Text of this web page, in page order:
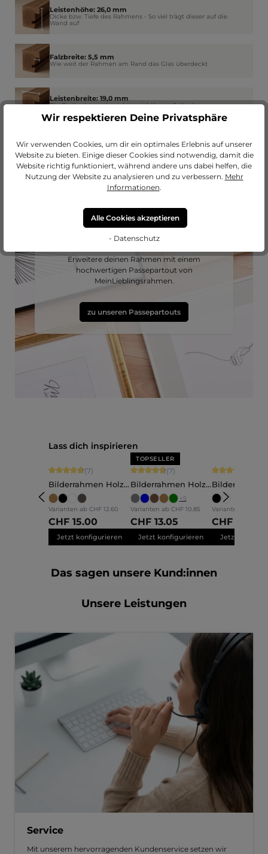
Leistenhöhe: 26,0 mm
Dicke bzw. Tiefe des Rahmens - So viel trägt dieser auf die
Wand auf
Falzbreite: 5,5 mm
Wie weit der Rahmen am Rand das Glas überdeckt
Leistenbreite: 19,0 mm
Die Breite der vorderen bzw. sichtbaren Seite des
Passendes Passepartout?
Erweitere deinen Rahmen mit einem
hochwertigen Passepartout von
MeinLieblingsrahmen.
zu unseren Passepartouts
Produktgalerie überspringen
Lass dich inspirieren
Durchschnittliche Bewertung von 4.86 von 5 Sternen
(7)
Bilderrahmen Holz
Elva
Varianten ab CHF 12.60
CHF 15.00
Jetzt konfigurieren
TOPSELLER
Durchschnittliche Bewertung von
(7)
Bilderrahmen Holz
Nele
+5
Varianten ab CHF 10.85
CHF 13.05
Jetzt konfigurieren
Mara
Varianten ab
CHF 14.00
Jetzt
Das sagen unsere Kund:innen
Unsere Leistungen
Service
Mit unserem hervorragenden Kundenservice setzen wir
Wir respektieren Deine Privatsphäre
Wir verwenden Cookies, um dir ein optimales Erlebnis auf unserer
Website zu bieten. Einige dieser Cookies sind notwendig, damit die
Website richtig funktioniert, während andere uns dabei helfen, die
Nutzung der Website zu analysieren und zu verbessern. Mehr
Informationen.
Alle Cookies akzeptieren
- Datenschutz